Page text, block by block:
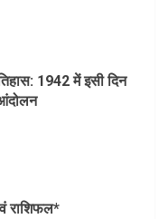
1942 में इसी दिन
राशिफल*